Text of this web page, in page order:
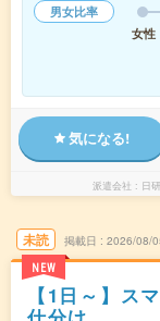
男女比率
女性
気になる!
派遣会社 日
未読
NEW
掲載日 2026/08/
【1日～】ス